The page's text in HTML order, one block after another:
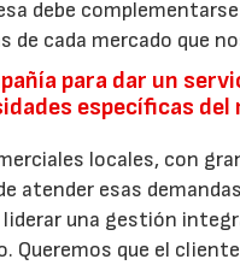
debe
de cada mercado que
para dar un
específicas
locales, con
atender esas
una gestión
Queremos que el